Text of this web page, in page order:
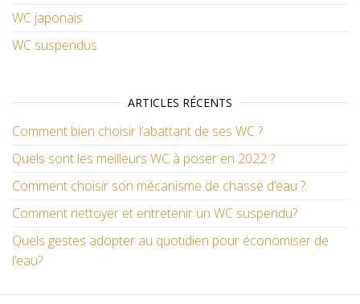
WC japonais
WC suspendus
ARTICLES RÉCENTS
Comment bien choisir l’abattant de ses WC ?
Quels sont les meilleurs WC à poser en 2022 ?
Comment choisir son mécanisme de chasse d’eau ?
Comment nettoyer et entretenir un WC suspendu?
Quels gestes adopter au quotidien pour économiser de
l’eau?